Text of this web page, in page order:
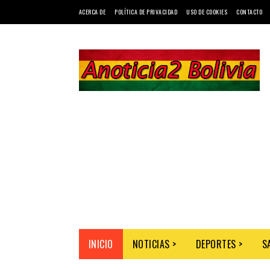
ACERCA DE POLÍTICA DE PRIVACIDAD USO DE COOKIES CONTACTO
INICIO NOTICIAS > DEPORTES >